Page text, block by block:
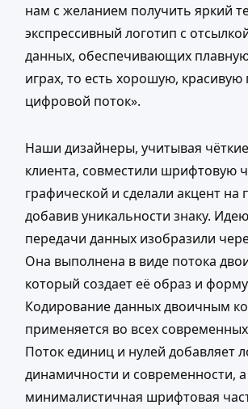
нам с желанием получить яркий
экспрессивный логотип с
данных, обеспечивающих
играх, то есть хорошую, красивую
цифровой поток».
Наши дизайнеры, учитывая
клиента, совместили шрифтовую
графической и сделали акцент на
добавив уникальности знаку.
передачи данных изобразили
Она выполнена в виде потока
который создает её образ и
Кодирование данных двоичным
применяется во всех
Поток единиц и нулей добавляет
динамичности и современности,
минималистичная шрифтовая